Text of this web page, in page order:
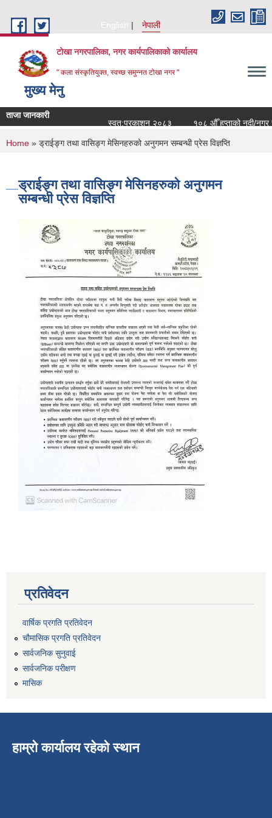
English
नेपाली
टोखा नगरपालिका, नगर कार्यपालिकाको कार्यालय
" कला संस्कृतियुक्त, स्वच्छ समुन्‍नत टोखा नगर "
मुख्य मेनु
ताजा जानकारी
स्वत:प्रकाशन २०८३
१०८ औँ हप्ताको नदी/नगर
You are here
Home » ड्राईङ्ग तथा वासिङ्ग मेसिनहरुको अनुगमन सम्बन्धी प्रेस विज्ञप्ति
ड्राईङ्ग तथा वासिङ्ग मेसिनहरुको अनुगमन
सम्बन्धी प्रेस विज्ञप्ति
प्रतिवेदन
वार्षिक प्रगति प्रतिवेदन
चौमासिक प्रगति प्रतिवेदन
सार्वजनिक सुनुवाई
सार्वजनिक परीक्षण
मासिक
हाम्रो कार्यालय रहेको स्थान